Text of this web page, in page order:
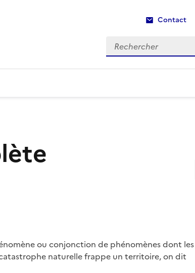
Contact
Rechercher
ou conjonction de phénomènes dont les
naturelle frappe un territoire, on dit